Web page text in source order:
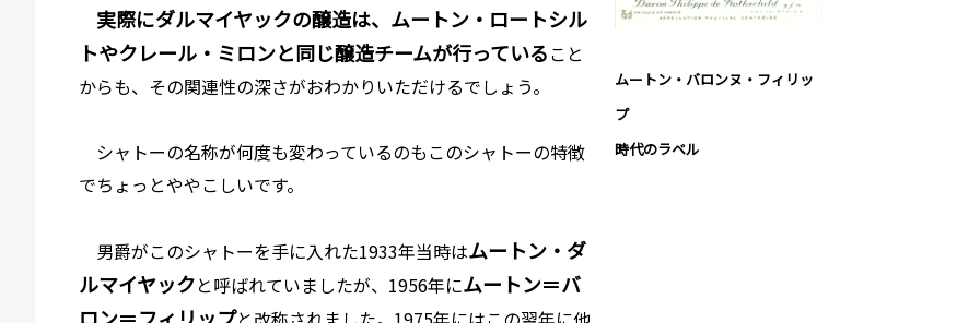
実際にダルマイヤックの醸造は、ムートン・ロートシル
トやクレール・ミロンと同じ醸造チームが行っていること
からも、その関連性の深さがおわかりいただけるでしょう。
シャトーの名称が何度も変わっているのもこのシャトーの特徴
でちょっとややこしいです。
男爵がこのシャトーを手に入れた1933年当時はムートン・ダ
ルマイヤックと呼ばれていましたが、1956年にムートン＝バ
ムートン・バロンヌ・フィリッ
プ
時代のラベル